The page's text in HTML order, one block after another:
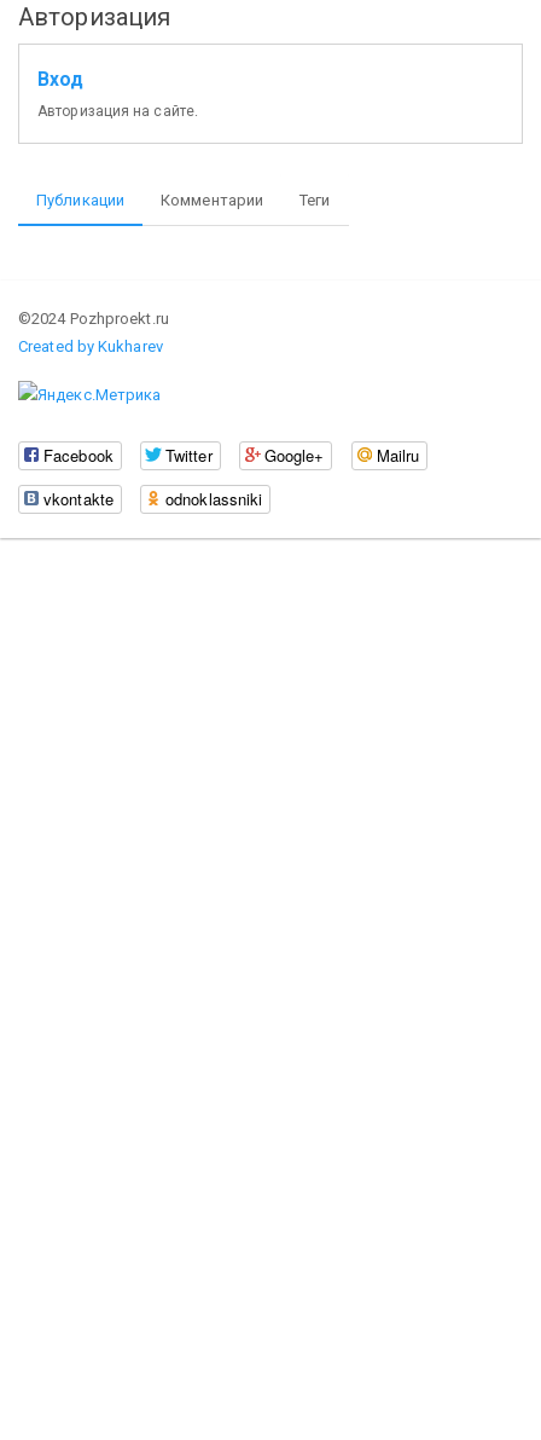
Авторизация
Вход
Авторизация на сайте.
Публикации Комментарии Теги
©2024 Pozhproekt.ru
Created by Kukharev
Facebook Twitter Google+
Mailru
vkontakte
odnoklassniki